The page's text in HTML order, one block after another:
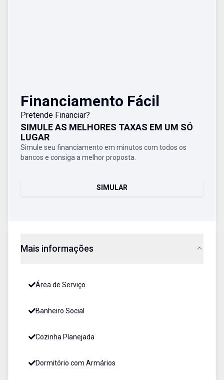
Financiamento Fácil
Pretende Financiar?
SIMULE AS MELHORES TAXAS EM UM SÓ
LUGAR
Simule seu financiamento em minutos com todos os
bancos e consiga a melhor proposta.
SIMULAR
Mais informações
Área de Serviço
Banheiro Social
Cozinha Planejada
Dormitório com Armários